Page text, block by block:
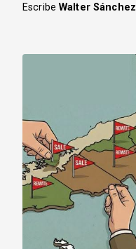
EscribeWalter Sánchez